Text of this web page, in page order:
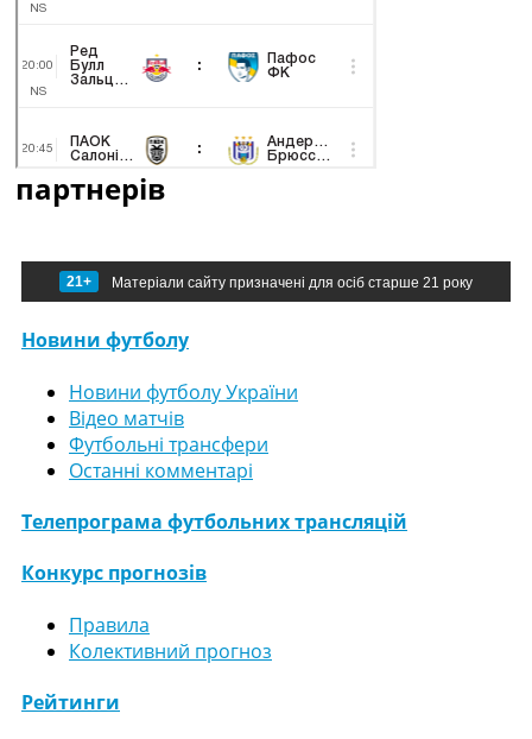
партнерів
21+ Матеріали сайту призначені для осіб старше 21 року
Новини футболу
Новини футболу України
Відео матчів
Футбольні трансфери
Останні комментарі
Телепрограма футбольних трансляцій
Конкурс прогнозів
Правила
Колективний прогноз
Рейтинги